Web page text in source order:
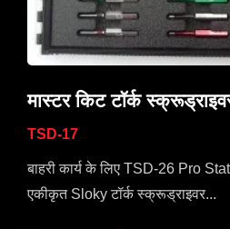
मास्टर किट टॉर्क
TSD-17
बाहरी कार्य के लिए TSD-26 Pro
एकीकृत Sloky टॉर्क स्क्रूड्राइवर...